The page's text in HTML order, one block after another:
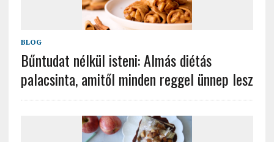
BLOG
Bűntudat nélkül isteni: Almás diétás
palacsinta, amitől minden reggel ünnep lesz